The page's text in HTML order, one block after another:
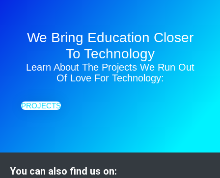
We Bring Education Closer
To Technology
Learn About The Projects We Run Out
Of Love For Technology:
PROJECTS
You can also find us on: